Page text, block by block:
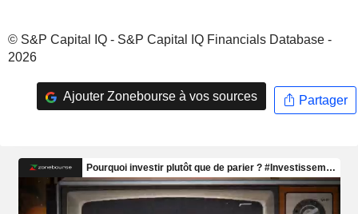
© S&P Capital IQ - S&P Capital IQ Financials Database -
2026
Ajouter Zonebourse à vos sources Partager